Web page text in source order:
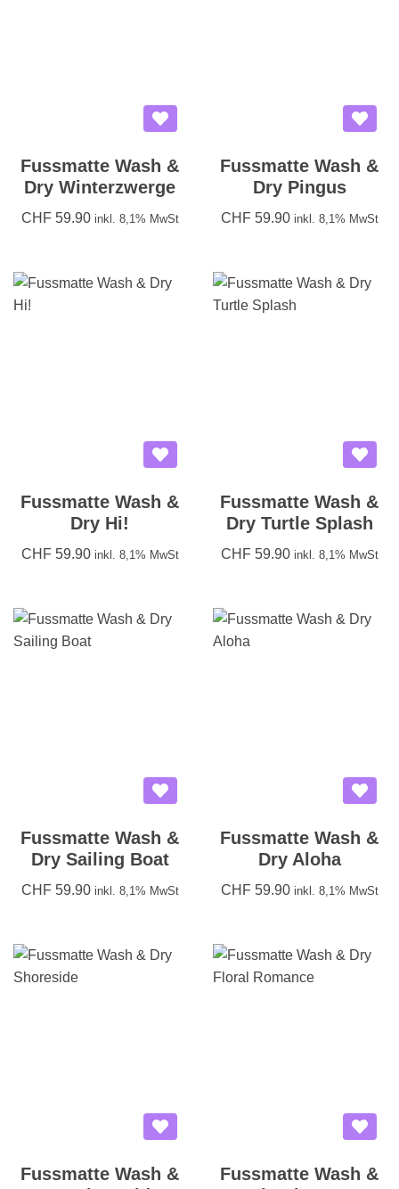
Fussmatte Wash &
Dry Winterzwerge
CHF59.90 inkl. 8,1% MwSt
Fussmatte Wash &
Dry Pingus
CHF59.90 inkl. 8,1% MwSt
Fussmatte Wash &
Dry Hi!
CHF59.90 inkl. 8,1% MwSt
Fussmatte Wash &
Dry Turtle Splash
CHF59.90 inkl. 8,1% MwSt
Fussmatte Wash &
Dry Sailing Boat
CHF59.90 inkl. 8,1% MwSt
Fussmatte Wash &
Dry Aloha
CHF59.90 inkl. 8,1% MwSt
Fussmatte Wash &
Fussmatte Wash &